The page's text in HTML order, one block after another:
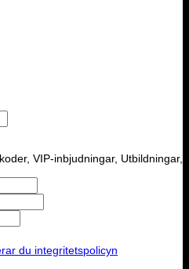
VIP-inbjudningar, Utbildningar,
du integritetspolicyn